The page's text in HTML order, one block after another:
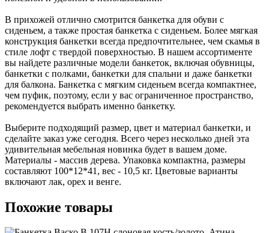
В прихожей отлично смотрится банкетка для обуви с
сиденьем, а также простая банкетка с сиденьем. Более мягкая
конструкция банкетки всегда предпочтительнее, чем скамья в
стиле лофт с твердой поверхностью. В нашем ассортименте
вы найдете различные модели банкеток, включая обувницы,
банкетки с полками, банкетки для спальни и даже банкетки
для балкона. Банкетка с мягким сиденьем всегда компактнее,
чем пуфик, поэтому, если у вас ограниченное пространство,
рекомендуется выбрать именно банкетку.
Выберите подходящий размер, цвет и материал банкетки, и
сделайте заказ уже сегодня. Всего через несколько дней эта
удивительная мебельная новинка будет в вашем доме.
Материалы - массив дерева. Упаковка компактна, размеры
составляют 100*12*41, вес - 10,5 кг. Цветовые варианты
включают лак, орех и венге.
Похожие товары